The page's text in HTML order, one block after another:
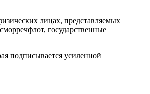
лицах, представляемых
государственные
подписывается усиленной